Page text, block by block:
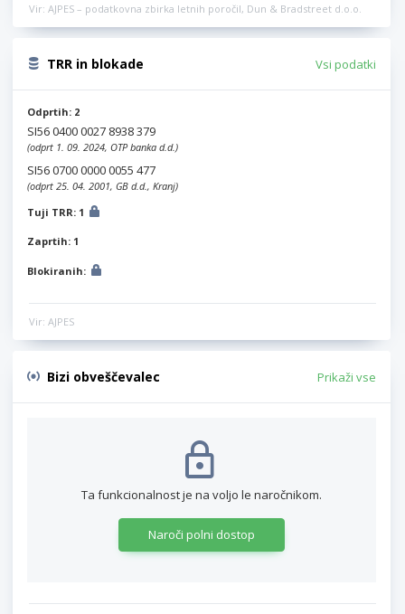
Vir: AJPES – podatkovna zbirka letnih poročil, Dun & Bradstreet d.o.o.
TRR in blokade Vsi podatki
Odprtih: 2
SI56 0400 0027 8938 379
(odprt 1. 09. 2024, OTP banka d.d.)
SI56 0700 0000 0055 477
(odprt 25. 04. 2001, GB d.d., Kranj)
Tuji TRR: 1
Zaprtih: 1
Blokiranih:
Vir: AJPES
Bizi obveščevalec Prikaži vse
Ta funkcionalnost je na voljo le naročnikom.
Naroči polni dostop